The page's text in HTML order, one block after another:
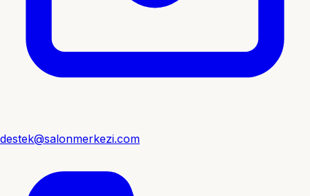
destek@salonmerkezi.com